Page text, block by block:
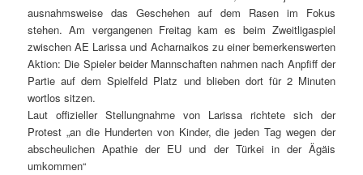
ausnahmsweise das Geschehen auf dem Rasen im Fokus
stehen. Am vergangenen Freitag kam es beim Zweitligaspiel
zwischen AE Larissa und Acharnaikos zu einer bemerkenswerten
Aktion: Die Spieler beider Mannschaften nahmen nach Anpfiff der
Partie auf dem Spielfeld Platz und blieben dort für 2 Minuten
wortlos sitzen.
Laut offizieller Stellungnahme von Larissa richtete sich der
Protest „an die Hunderten von Kinder, die jeden Tag wegen der
abscheulichen Apathie der EU und der Türkei in der Ägäis
umkommen“